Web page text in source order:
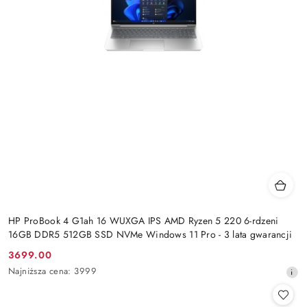
HP ProBook 4 G1ah 16 WUXGA IPS AMD Ryzen 5 220 6-rdzeni
16GB DDR5 512GB SSD NVMe Windows 11 Pro - 3 lata gwarancji
Cena
promocyjna:
3699.00
Najniższa
Najniższa cena: 3999